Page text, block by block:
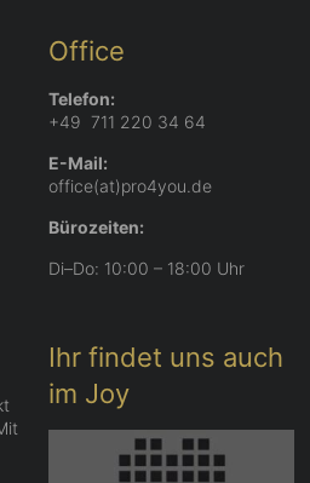
Office
Telefon:
+49 711 220 34 64
E-Mail:
office(at)pro4you.de
Bürozeiten:
Di–Do: 10:00 – 18:00 Uhr
Ihr findet uns auch
im Joy